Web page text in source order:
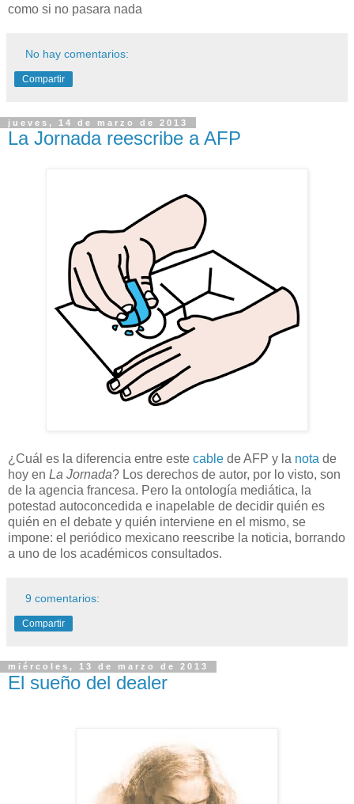
como si no pasara nada
No hay comentarios:
Compartir
jueves, 14 de marzo de 2013
La Jornada reescribe a AFP
¿Cuál es la diferencia entre este cable de AFP y la nota de
hoy en La Jornada? Los derechos de autor, por lo visto, son
de la agencia francesa. Pero la ontología mediática, la
potestad autoconcedida e inapelable de decidir quién es
quién en el debate y quién interviene en el mismo, se
impone: el periódico mexicano reescribe la noticia, borrando
a uno de los académicos consultados.
9 comentarios:
Compartir
miércoles, 13 de marzo de 2013
El sueño del dealer